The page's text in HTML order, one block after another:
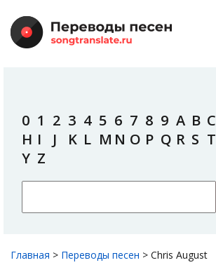
0 1 2 3 4 5 6 7 8 9 A B C
H I J K L M N O P Q R S T
Y Z
Главная > Переводы песен > Chris August